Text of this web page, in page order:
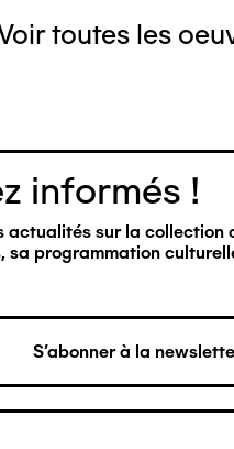
toutes les
informés !
actualités sur la collection
sa programmation
S'abonner à la